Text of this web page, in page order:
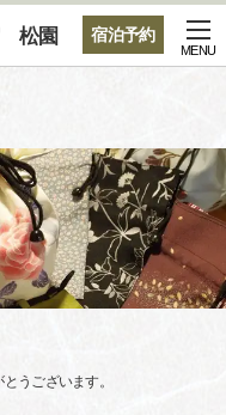
宿泊予約
松園
MENU
うございます。